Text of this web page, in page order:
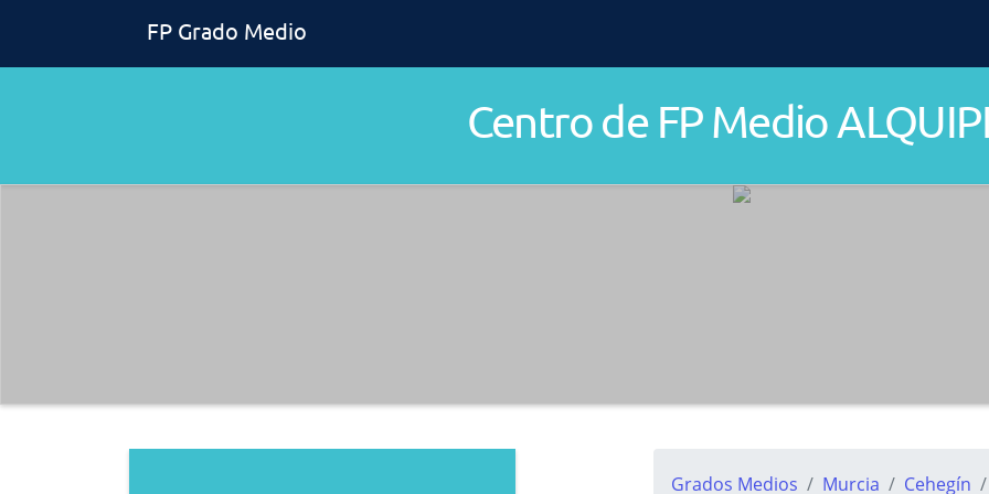
FP Grado Medio
Centro de FP Medio
Grados Medios Murcia Cehegín